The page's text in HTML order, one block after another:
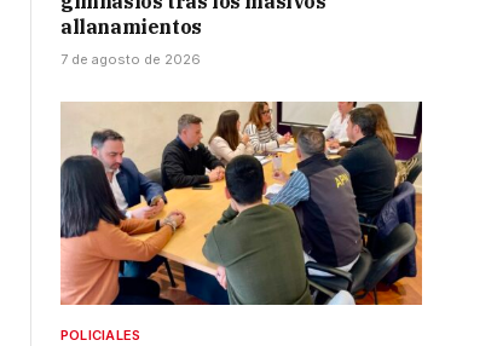
allanamientos
7 de agosto de 2026
POLICIALES